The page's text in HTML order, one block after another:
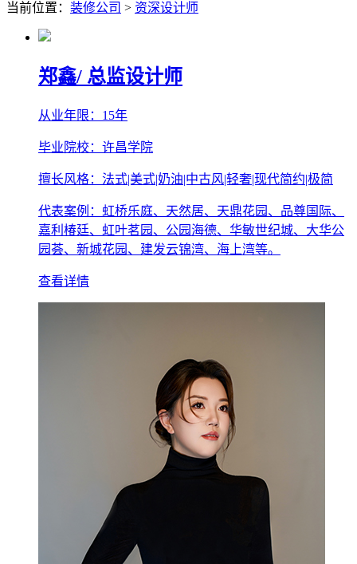
当前位置： 装修公司 > 资深设计师
郑鑫/ 总监设计师
从业年限：15年
毕业院校：许昌学院
擅长风格：法式|美式|奶油|中古风|轻奢|现代简约|极简
代表案例：虹桥乐庭、天然居、天鼎花园、品尊国际、
嘉利椿廷、虹叶茗园、公园海德、华敏世纪城、大华公
园荟、新城花园、建发云锦湾、海上湾等。
查看详情